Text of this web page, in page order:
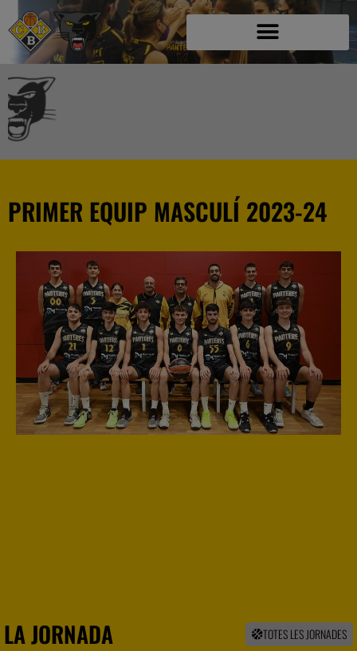
PRIMER EQUIP MASCULÍ 2023-24
LA JORNADA TOTES LES JORNADES